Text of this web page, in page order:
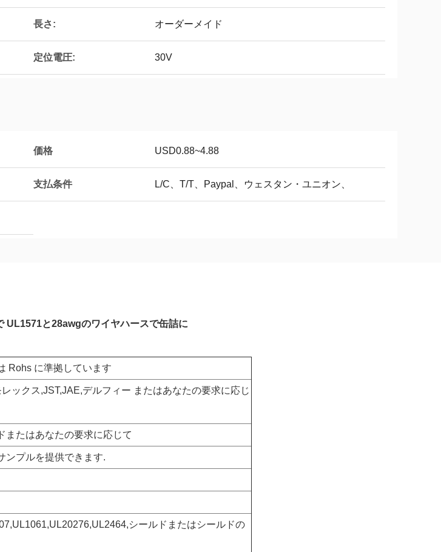
長さ: オーダーメイド
定位電圧: 30V
価格 USD0.88~4.88
支払条件 L/C、T/T、Paypal、ウェスタン・ユニオン、
UL1571と28awgのワイヤハースで缶詰に
Rohs に準拠しています
レックス,JST,JAE,デルフィー またはあなたの要求に応じ
またはあなたの要求に応じて
ンプルを提供できます.
シールドまたはシールドの